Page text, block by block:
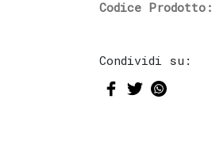
Codice Prodotto:
Condividi su: